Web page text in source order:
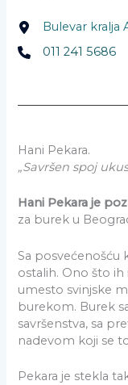
Bulevar kralja
011 241 5686
Hani Pekara.
„Savršen spoj
Hani Pekara je
za burek u
Sa posvećenošću
ostalih. Ono što
umesto svinjske
burekom. Burek
savršenstva, sa
nadevom koji se
Pekara je stekla